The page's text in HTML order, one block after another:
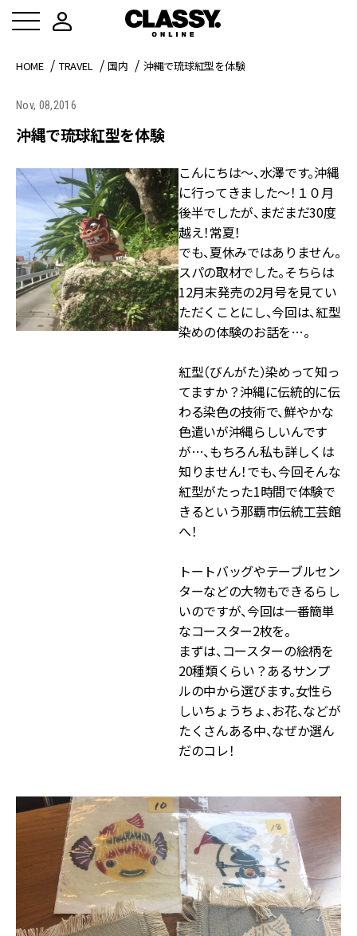
HOME TRAVEL 国内 沖縄で琉球紅型を体験
Nov, 08,2016
沖縄で琉球紅型を体験
こんにちは～、水澤です。沖縄
に行ってきました～！１０月
後半でしたが、まだまだ30度
越え！常夏！
でも、夏休みではありません。
スパの取材でした。そちらは
12月末発売の2月号を見てい
ただくことにし、今回は、紅型
染めの体験のお話を…。
紅型（びんがた）染めって知っ
てますか？沖縄に伝統的に伝
わる染色の技術で、鮮やかな
色遣いが沖縄らしいんです
が…、もちろん私も詳しくは
知りません！でも、今回そんな
紅型がたった1時間で体験で
きるという那覇市伝統工芸館
へ！
トートバッグやテーブルセン
ターなどの大物もできるらし
いのですが、今回は一番簡単
なコースター2枚を。
まずは、コースターの絵柄を
20種類くらい？あるサンプ
ルの中から選びます。女性ら
しいちょうちょ、お花、などが
たくさんある中、なぜか選ん
だのコレ！